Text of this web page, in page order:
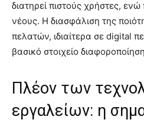
διατηρεί πιστούς χρήστες,
νέους. Η διασφάλιση της
πελατών, ιδιαίτερα σε digital
βασικό στοιχείο
Πλέον των
εργαλείων: η